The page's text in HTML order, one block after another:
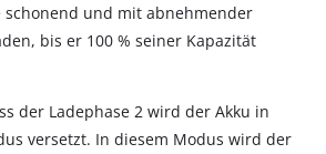
und mit abnehmender
bis er 100 % seiner Kapazität
der Ladephase 2 wird der Akku in
versetzt. In diesem Modus wird der